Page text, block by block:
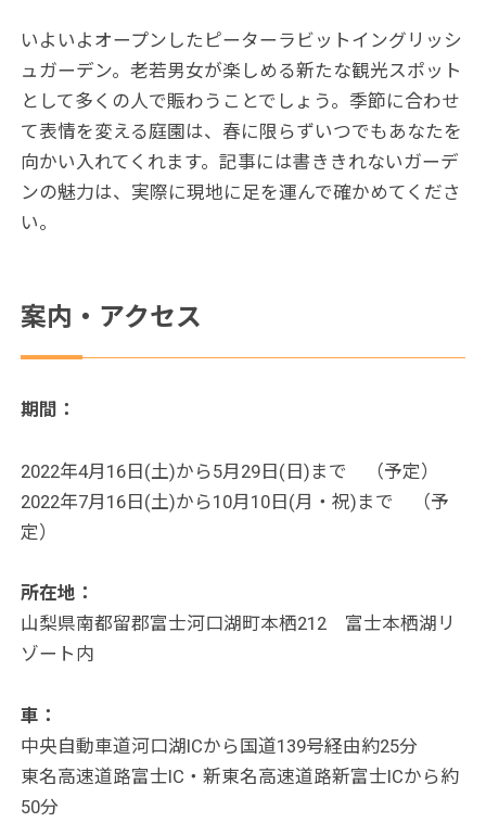
いよいよオープンしたピーターラビットイングリッシ
ュガーデン。老若男女が楽しめる新たな観光スポット
として多くの人で賑わうことでしょう。季節に合わせ
て表情を変える庭園は、春に限らずいつでもあなたを
向かい入れてくれます。記事には書ききれないガーデ
ンの魅力は、実際に現地に足を運んで確かめてくださ
い。
案内・アクセス
期間：
2022年4月16日(土)から5月29日(日)まで （予定）
2022年7月16日(土)から10月10日(月・祝)まで （予
定）
所在地：
山梨県南都留郡富士河口湖町本栖212 富士本栖湖リ
ゾート内
車：
中央自動車道河口湖ICから国道139号経由約25分
東名高速道路富士IC・新東名高速道路新富士ICから約
50分